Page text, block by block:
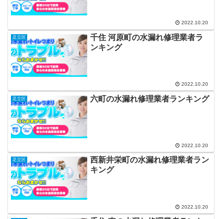
2022.10.20
足立区
千住 河原町の水漏れ修理業者ラ
ンキング
2022.10.20
足立区 六町の水漏れ修理業者ランキング
2022.10.20
足立区
西新井栄町の水漏れ修理業者ラン
キング
2022.10.20